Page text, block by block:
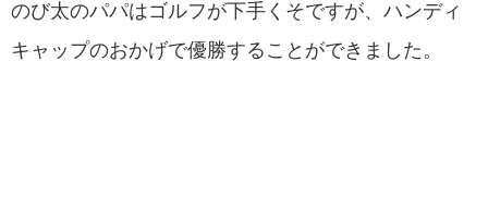
のび太のパパはゴルフが下手くそですが、ハンディ
キャップのおかげで優勝することができました。